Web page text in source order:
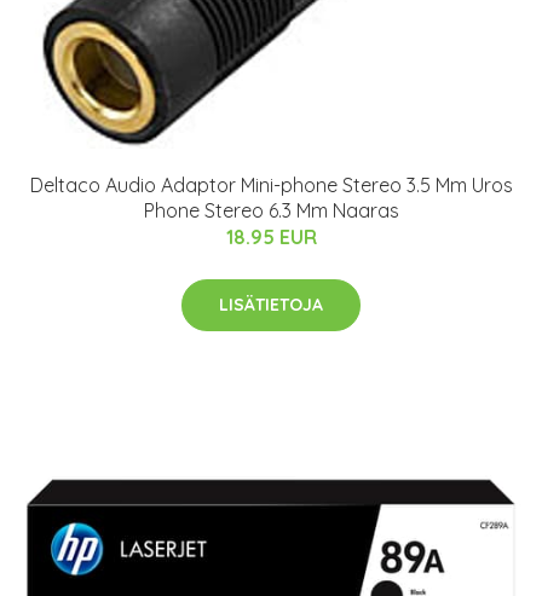
Deltaco Audio Adaptor Mini-phone Stereo 3.5 Mm Uros
Phone Stereo 6.3 Mm Naaras
18.95 EUR
LISÄTIETOJA